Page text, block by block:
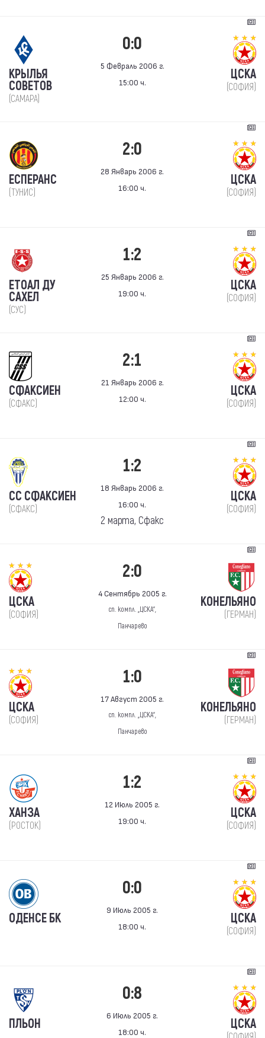
КРЫЛЬЯ
СОВЕТОВ
(САМАРА)
0:0
5 Февраль 2006 г.
15:00 ч.
ЦСКА
(СОФИЯ)
ЕСПЕРАНС
(ТУНИС)
2:0
28 Январь 2006 г.
16:00 ч.
ЦСКА
(СОФИЯ)
ЕТОАЛ ДУ
САХЕЛ
(СУС)
1:2
25 Январь 2006 г.
19:00 ч.
ЦСКА
(СОФИЯ)
СФАКСИЕН
(СФАКС)
2:1
21 Январь 2006 г.
12:00 ч.
ЦСКА
(СОФИЯ)
СС СФАКСИЕН
(СФАКС)
1:2
18 Январь 2006 г.
16:00 ч.
2 марта, Сфакс
ЦСКА
(СОФИЯ)
ЦСКА
(СОФИЯ)
2:0
4 Сентябрь 2005 г.
сп. компл. „ЦСКА“,
Панчарево
КОНЕЛЬЯНО
(ГЕРМАН)
ЦСКА
(СОФИЯ)
1:0
17 Август 2005 г.
сп. компл. „ЦСКА“,
Панчарево
КОНЕЛЬЯНО
(ГЕРМАН)
ХАНЗА
(РОСТОК)
1:2
12 Июль 2005 г.
19:00 ч.
ЦСКА
(СОФИЯ)
ОДЕНСЕ БК
0:0
9 Июль 2005 г.
18:00 ч.
ЦСКА
(СОФИЯ)
ПЛЬОН
0:8
6 Июль 2005 г.
18:00 ч.
ЦСКА